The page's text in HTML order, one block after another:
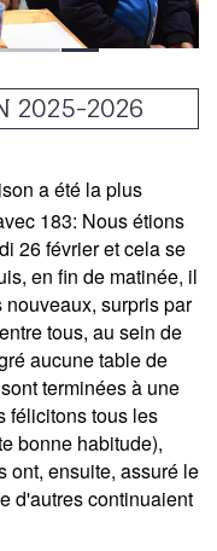
2025-2026
a été la plus
183: Nous étions
26 février et cela se
en fin de matinée, il
surpris par
tous, au sein de
aucune table de
terminées à une
félicitons tous les
bonne habitude),
ont, ensuite, assuré le
d'autres continuaient